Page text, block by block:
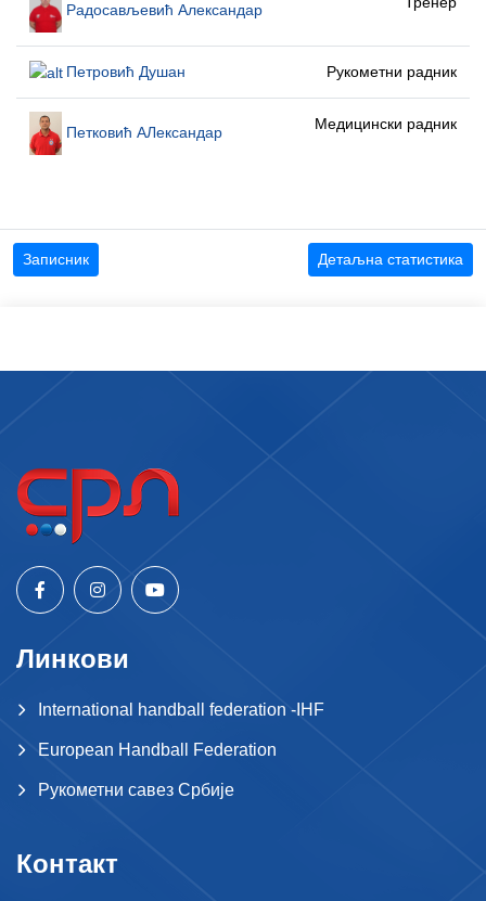
Радосављевић Александар
Петровић Душан Рукометни радник
Петковић АЛександар Медицински радник
Записник Детаљна статистика
Линкови
International handball federation -IHF
European Handball Federation
Рукометни савез Србије
Контакт